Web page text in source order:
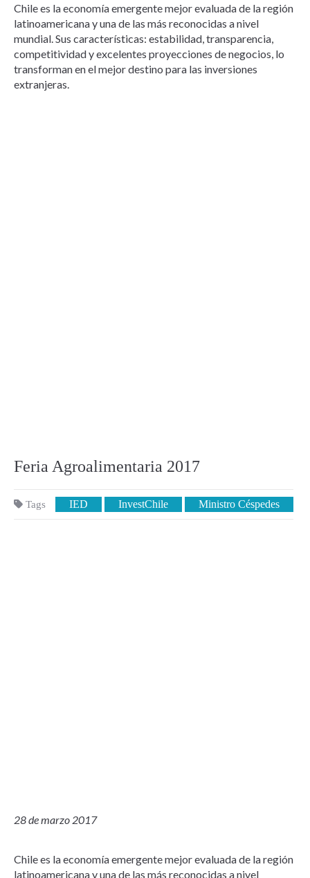
Chile es la economía emergente mejor evaluada de la región
latinoamericana y una de las más reconocidas a nivel
mundial. Sus características: estabilidad, transparencia,
competitividad y excelentes proyecciones de negocios, lo
transforman en el mejor destino para las inversiones
extranjeras.
Feria Agroalimentaria 2017
Tags IED InvestChile Ministro Céspedes
28 de marzo 2017
Chile es la economía emergente mejor evaluada de la región
latinoamericana y una de las más reconocidas a nivel